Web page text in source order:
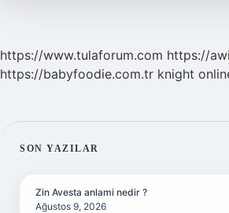
https://www.tulaforum.com https://
https://babyfoodie.com.tr knight
SIDEBAR
SON YAZILAR
Zin Avesta anlami nedir ?
Ağustos 9, 2026